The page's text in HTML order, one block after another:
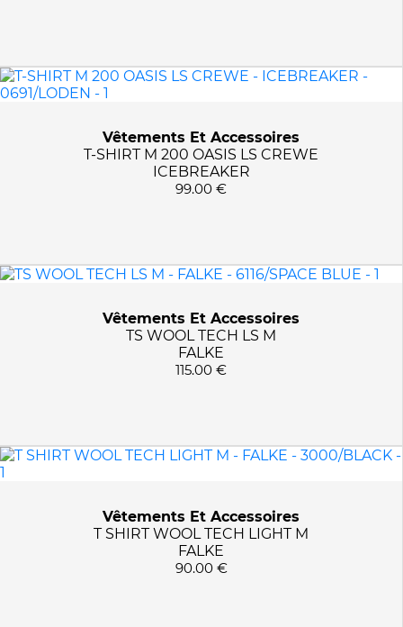
Vêtements Et Accessoires
T-SHIRT M 200 OASIS LS CREWE
ICEBREAKER
99.00 €
Vêtements Et Accessoires
TS WOOL TECH LS M
FALKE
115.00 €
Vêtements Et Accessoires
T SHIRT WOOL TECH LIGHT M
FALKE
90.00 €